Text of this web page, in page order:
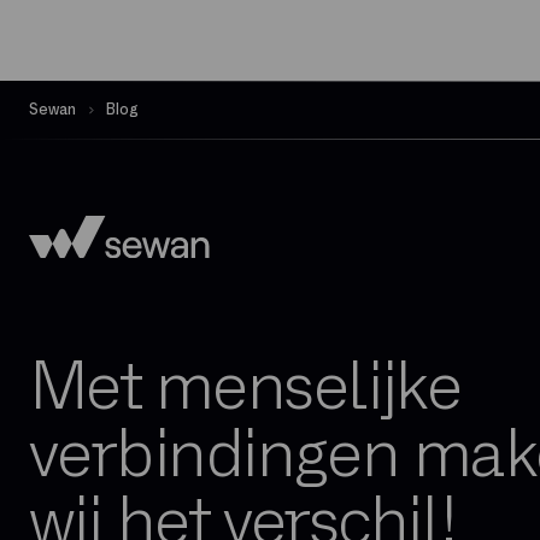
Sewan Blog
Met menselijke
verbindingen
wij het verschil!